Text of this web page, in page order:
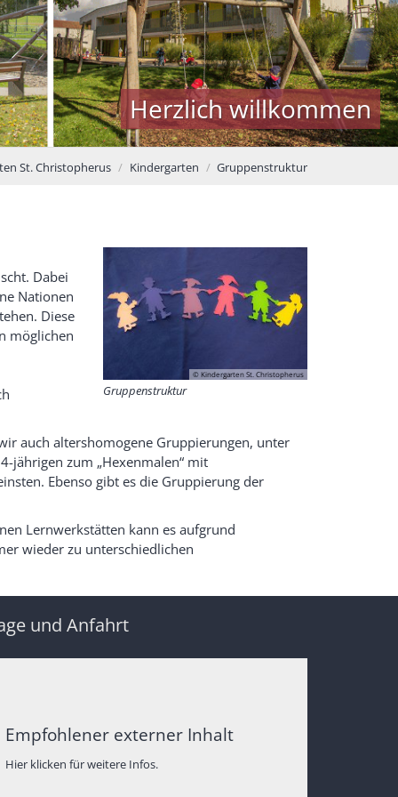
Herzlich willkommen
St. Christopherus Kindergarten Gruppenstruktur
© Kindergarten St. Christopherus
Gruppenstruktur
Dabei
Nationen
Diese
möglichen
auch altershomogene Gruppierungen, unter
jährigen zum „Hexenmalen“ mit
Ebenso gibt es die Gruppierung der
Lernwerkstätten kann es aufgrund
wieder zu unterschiedlichen
und Anfahrt
Empfohlener externer Inhalt
Hier klicken für weitere Infos.